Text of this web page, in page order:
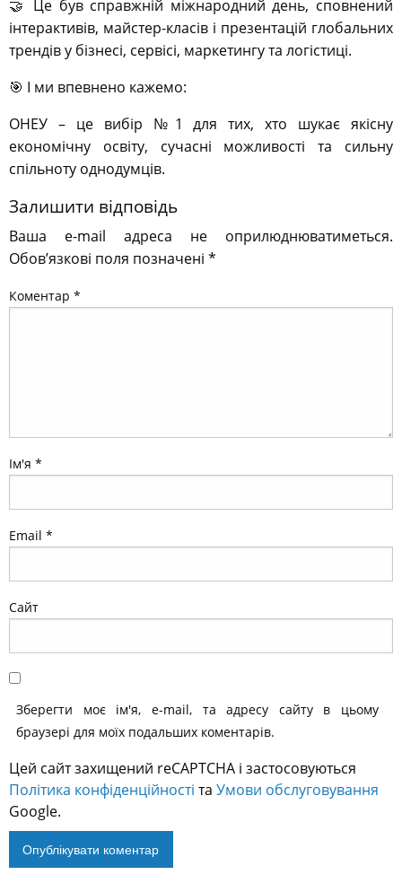
🤝 Це був справжній міжнародний день, сповнений
інтерактивів, майстер-класів і презентацій глобальних
трендів у бізнесі, сервісі, маркетингу та логістиці.
🎯 І ми впевнено кажемо:
ОНЕУ – це вибір №1 для тих, хто шукає якісну
економічну освіту, сучасні можливості та сильну
спільноту однодумців.
Залишити відповідь
Ваша e-mail адреса не оприлюднюватиметься.
Обов’язкові поля позначені *
Коментар *
Ім'я *
Email *
Сайт
Зберегти моє ім'я, e-mail, та адресу сайту в цьому
браузері для моїх подальших коментарів.
Цей сайт захищений reCAPTCHA і застосовуються
Політика конфіденційності та Умови обслуговування
Google.